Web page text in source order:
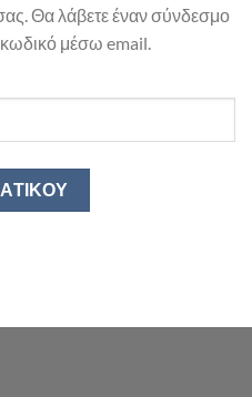
Θα λάβετε έναν σύνδεσμο
κωδικό μέσω email.